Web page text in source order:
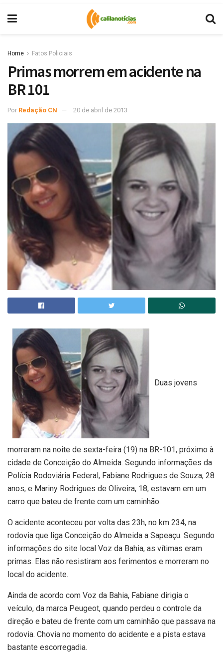
Home Fatos Policiais
Primas morrem em acidente na
BR 101
Por Redação CN 20 de abril de 2013
Duas jovens
morreram na noite de sexta-feira (19) na BR-101, próximo à
cidade de Conceição do Almeida. Segundo informações da
Polícia Rodoviária Federal, Fabiane Rodrigues de Souza, 28
anos, e Mariny Rodrigues de Oliveira, 18, estavam em um
carro que bateu de frente com um caminhão.
O acidente aconteceu por volta das 23h, no km 234, na
rodovia que liga Conceição do Almeida a Sapeaçu. Segundo
informações do site local Voz da Bahia, as vítimas eram
primas. Elas não resistiram aos ferimentos e morreram no
local do acidente.
Ainda de acordo com Voz da Bahia, Fabiane dirigia o
veículo, da marca Peugeot, quando perdeu o controle da
direção e bateu de frente com um caminhão que passava na
rodovia. Chovia no momento do acidente e a pista estava
bastante escorregadia.